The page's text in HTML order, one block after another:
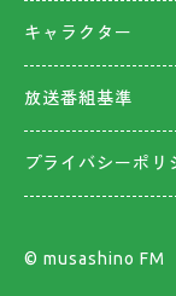
キャラクター
放送番組基準
プライバシーポリ
©︎ musashino FM